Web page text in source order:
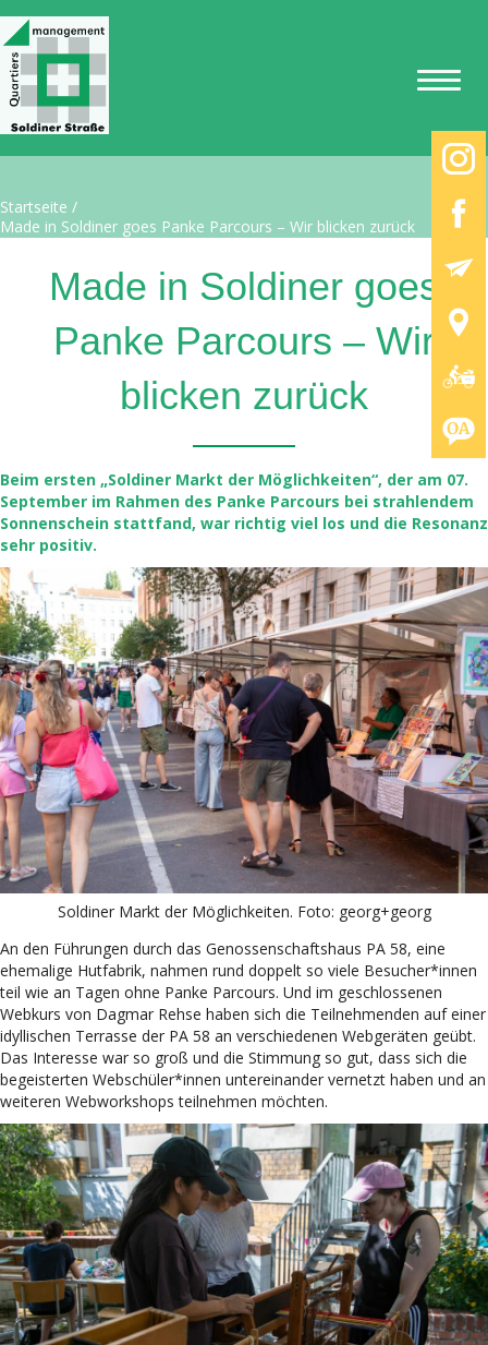
Startseite /
Made in Soldiner goes Panke Parcours – Wir blicken zurück
Made in Soldiner goes
Panke Parcours – Wir
blicken zurück
Beim ersten „Soldiner Markt der Möglichkeiten“, der am 07.
September im Rahmen des Panke Parcours bei strahlendem
Sonnenschein stattfand, war richtig viel los und die Resonanz
sehr positiv.
Soldiner Markt der Möglichkeiten. Foto: georg+georg
An den Führungen durch das Genossenschaftshaus PA 58, eine
ehemalige Hutfabrik, nahmen rund doppelt so viele Besucher*innen
teil wie an Tagen ohne Panke Parcours. Und im geschlossenen
Webkurs von Dagmar Rehse haben sich die Teilnehmenden auf einer
idyllischen Terrasse der PA 58 an verschiedenen Webgeräten geübt.
Das Interesse war so groß und die Stimmung so gut, dass sich die
begeisterten Webschüler*innen untereinander vernetzt haben und an
weiteren Webworkshops teilnehmen möchten.